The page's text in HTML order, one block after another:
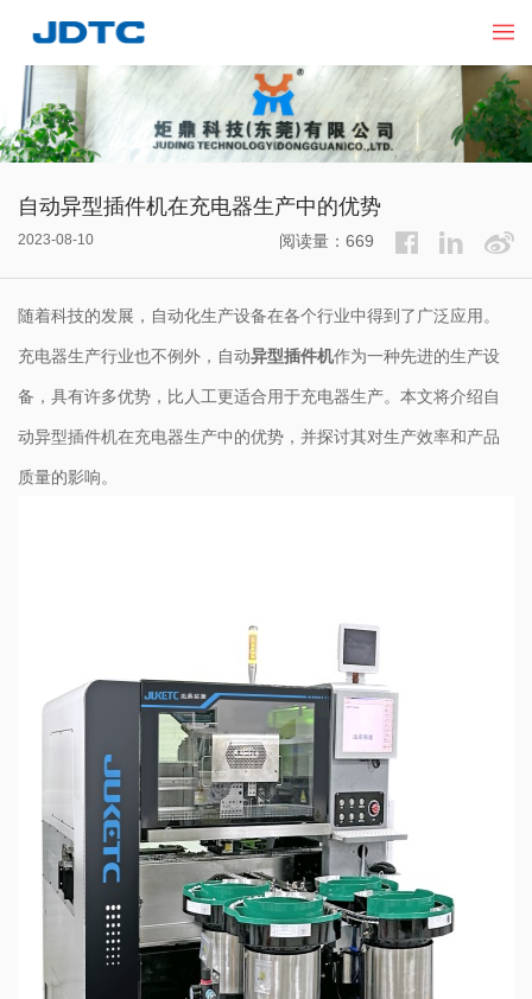
自动异型插件机在充电器生产中的优势
2023-08-10 阅读量：669
随着科技的发展，自动化生产设备在各个行业中得到了广泛应用。
充电器生产行业也不例外，自动异型插件机作为一种先进的生产设
备，具有许多优势，比人工更适合用于充电器生产。本文将介绍自
动异型插件机在充电器生产中的优势，并探讨其对生产效率和产品
质量的影响。